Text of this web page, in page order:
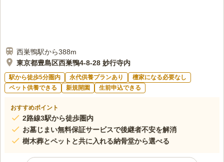
西巣鴨駅から388m
東京都豊島区西巣鴨4-8-28 妙行寺内
駅から徒歩5分圏内 永代供養プランあり
檀家になる必要なし
ペット供養できる
新規開園 生前申込できる
おすすめポイント
2路線3駅から徒歩圏内
お墓じまい無料保証サービスで後継者不安を解消
樹木葬とペットと共に入れる納骨堂から選べる